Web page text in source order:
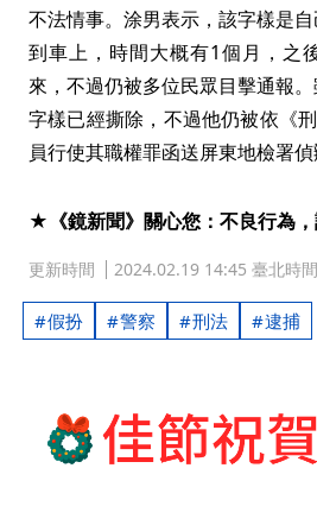
不法情事。涂男表示，該字樣是
到車上，時間大概有1個月，之
來，不過仍被多位民眾目擊通報
字樣已經撕除，不過他仍被依《
員行使其職權罪函送屏東地檢署偵
★《鏡新聞》關心您：不良行為，
更新時間 2024.02.19 14:45 臺北時間
假扮 警察 刑法 逮捕